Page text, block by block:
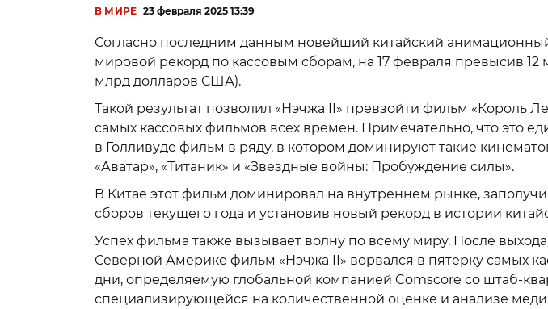
В МИРЕ 23 февраля 2025 13:39
Согласно последним данным новейший китайский
мировой рекорд по кассовым сборам, на 17 февраля превысив
млрд долларов США).
Такой результат позволил «Нэчжа II» превзойти фильм «Король
самых кассовых фильмов всех времен. Примечательно, что это
в Голливуде фильм в ряду, в котором доминируют такие
«Аватар», «Титаник» и «Звездные войны: Пробуждение силы».
В Китае этот фильм доминировал на внутреннем рынке,
сборов текущего года и установив новый рекорд в истории
Успех фильма также вызывает волну по всему миру. После
Северной Америке фильм «Нэчжа II» ворвался в пятерку самых
дни, определяемую глобальной компанией Comscore со штаб-
специализирующейся на количественной оценке и анализе